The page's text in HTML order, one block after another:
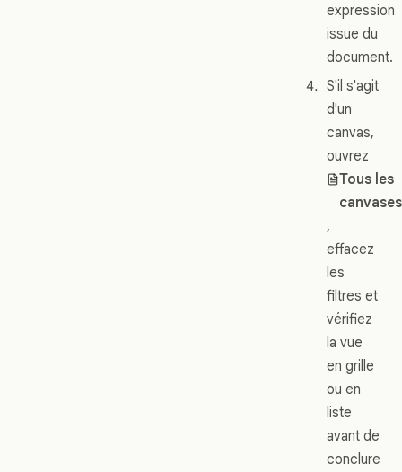
expression
issue du
document.
S'il s'agit
d'un
canvas,
ouvrez
Tous les
canvases
,
effacez
les
filtres et
vérifiez
la vue
en grille
ou en
liste
avant de
conclure